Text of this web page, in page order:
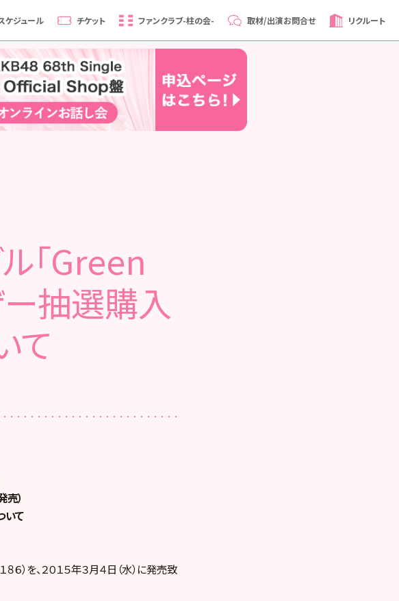
ケジュール チケット ファンクラブ-柱の会- 取材/出演お問合せ リクルート
「Green
抽選購入
て
売）
いて
）を、２０１５年３月４日（水）に発売致